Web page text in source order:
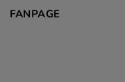
FANPAGE